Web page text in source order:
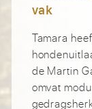
vak
Tamara
de Martin
omvat